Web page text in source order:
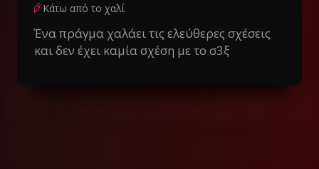
Κάτω από το χαλί
Ένα πράγμα χαλάει τις ελεύθερες σχέσεις
και δεν έχει καμία σχέση με το σ3ξ